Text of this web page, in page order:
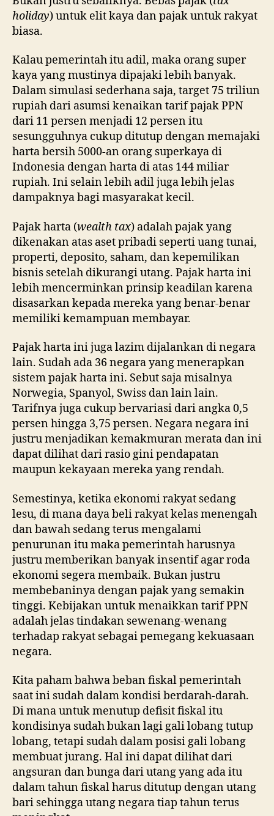
holiday) untuk elit kaya dan pajak untuk rakyat
biasa.
Kalau pemerintah itu adil, maka orang super
kaya yang mustinya dipajaki lebih banyak.
Dalam simulasi sederhana saja, target 75 triliun
rupiah dari asumsi kenaikan tarif pajak PPN
dari 11 persen menjadi 12 persen itu
sesungguhnya cukup ditutup dengan memajaki
harta bersih 5000-an orang superkaya di
Indonesia dengan harta di atas 144 miliar
rupiah. Ini selain lebih adil juga lebih jelas
dampaknya bagi masyarakat kecil.
Pajak harta (wealth tax) adalah pajak yang
dikenakan atas aset pribadi seperti uang tunai,
properti, deposito, saham, dan kepemilikan
bisnis setelah dikurangi utang. Pajak harta ini
lebih mencerminkan prinsip keadilan karena
disasarkan kepada mereka yang benar-benar
memiliki kemampuan membayar.
Pajak harta ini juga lazim dijalankan di negara
lain. Sudah ada 36 negara yang menerapkan
sistem pajak harta ini. Sebut saja misalnya
Norwegia, Spanyol, Swiss dan lain lain.
Tarifnya juga cukup bervariasi dari angka 0,5
persen hingga 3,75 persen. Negara negara ini
justru menjadikan kemakmuran merata dan ini
dapat dilihat dari rasio gini pendapatan
maupun kekayaan mereka yang rendah.
Semestinya, ketika ekonomi rakyat sedang
lesu, di mana daya beli rakyat kelas menengah
dan bawah sedang terus mengalami
penurunan itu maka pemerintah harusnya
justru memberikan banyak insentif agar roda
ekonomi segera membaik. Bukan justru
membebaninya dengan pajak yang semakin
tinggi. Kebijakan untuk menaikkan tarif PPN
adalah jelas tindakan sewenang-wenang
terhadap rakyat sebagai pemegang kekuasaan
negara.
Kita paham bahwa beban fiskal pemerintah
saat ini sudah dalam kondisi berdarah-darah.
Di mana untuk menutup defisit fiskal itu
kondisinya sudah bukan lagi gali lobang tutup
lobang, tetapi sudah dalam posisi gali lobang
membuat jurang. Hal ini dapat dilihat dari
angsuran dan bunga dari utang yang ada itu
dalam tahun fiskal harus ditutup dengan utang
bari sehingga utang negara tiap tahun terus